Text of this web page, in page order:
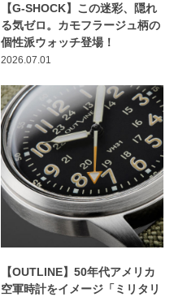
【G-SHOCK】この迷彩、隠れ
る気ゼロ。カモフラージュ柄の
個性派ウォッチ登場！
2026.07.01
【OUTLINE】50年代アメリカ
空軍時計をイメージ「ミリタリ